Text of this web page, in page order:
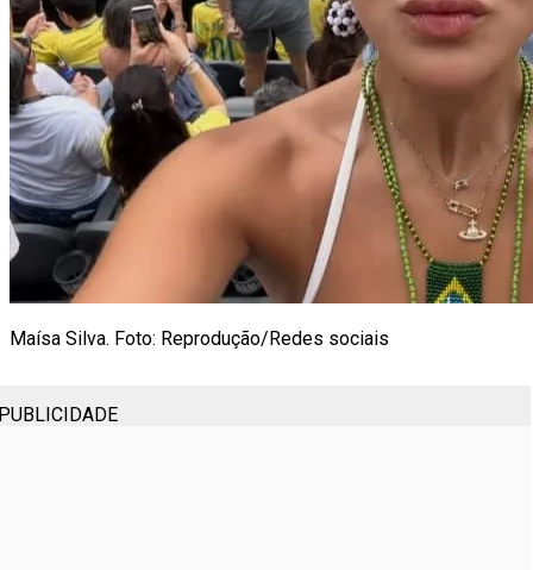
Maísa Silva. Foto: Reprodução/Redes sociais